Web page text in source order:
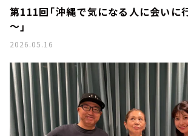
第111回「沖縄で気になる人に会い
～」
2026.05.16